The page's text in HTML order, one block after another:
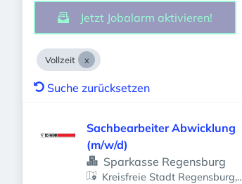
Jetzt Jobalarm aktivieren!
Vollzeit
Suche zurücksetzen
Sachbearbeiter Abwicklung
(m/w/d)
Sparkasse Regensburg
Kreisfreie Stadt Regensburg,